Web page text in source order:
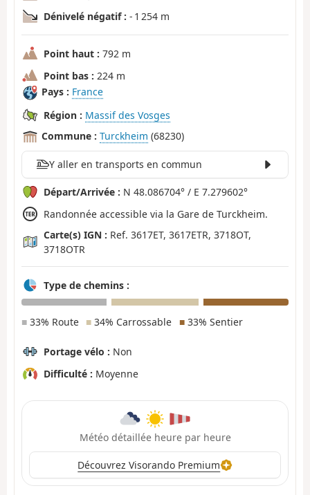
Dénivelé négatif : - 1 254 m
Point haut : 792 m
Point bas : 224 m
Pays : France
Région : Massif des Vosges
Commune : Turckheim (68230)
Y aller en transports en commun
Départ/Arrivée : N 48.086704° / E 7.279602°
Randonnée accessible via la Gare de Turckheim.
Carte(s) IGN : Ref. 3617ET, 3617ETR, 3718OT,
3718OTR
Type de chemins :
■ 33% Route ■ 34% Carrossable ■33% Sentier
Portage vélo : Non
Difficulté : Moyenne
Météo détaillée heure par heure
Découvrez Visorando Premium